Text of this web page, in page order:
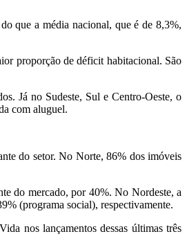
que a média nacional, que é de 8,3%,
proporção de déficit habitacional. São
Já no Sudeste, Sul e Centro-Oeste, o
com aluguel.
do setor. No Norte, 86% dos imóveis
do mercado, por 40%. No Nordeste, a
(programa social), respectivamente.
nos lançamentos dessas últimas três